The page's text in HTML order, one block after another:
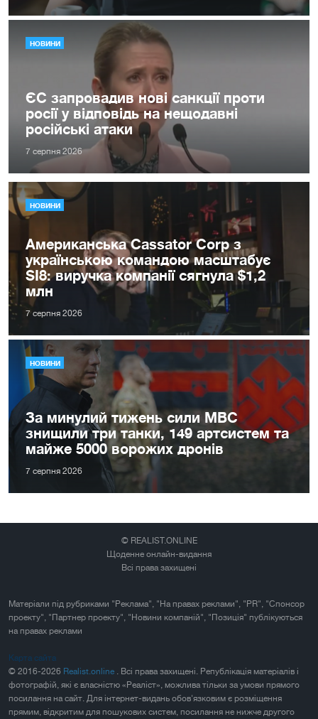
НОВИНИ
ЄС запровадив нові санкції проти
росії у відповідь на нещодавні
російські атаки
7 серпня 2026
НОВИНИ
Американська Cassator Corp з
українською командою масштабує
SI8: виручка компанії сягнула $1,2
млн
7 серпня 2026
НОВИНИ
За минулий тижень сили МВС
знищили три танки, 149 артсистем та
майже 5000 ворожих дронів
7 серпня 2026
© REALIST.ONLINE
Щоденне онлайн-видання
Всі права захищені
Матеріали під рубриками "Реклама", "На правах реклами", "PR", "Спонсор
проекту", "Партнер проекту", "Новини компаній", "Позиція" публікуються
на правах реклами
Карта сайта
© 2016-2026 Realist.online . Всі права захищені. Републікація матеріалів і
фотографій, які є власністю «Реаліст», можлива тільки за умови прямого
посилання на сайт. Для інтернет-видань обов'язковим є розміщення
прямим, відкритим для пошукових систем, посилання не нижче другого